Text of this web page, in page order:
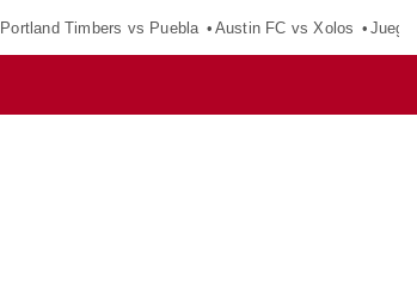
Portland Timbers vs Puebla Austin FC vs Xolos